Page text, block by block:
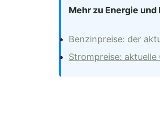
Mehr zu Energie und
Benzinpreise: der
Strompreise: